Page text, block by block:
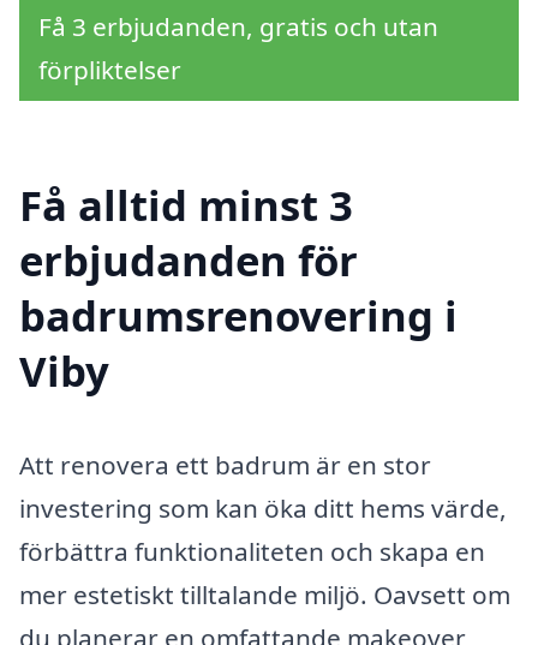
Få 3 erbjudanden, gratis och utan
förpliktelser
Få alltid minst 3
erbjudanden för
badrumsrenovering i
Viby
Att renovera ett badrum är en stor
investering som kan öka ditt hems värde,
förbättra funktionaliteten och skapa en
mer estetiskt tilltalande miljö. Oavsett om
du planerar en omfattande makeover